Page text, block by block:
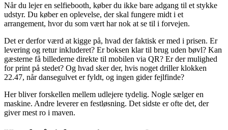
Når du lejer en selfiebooth, køber du ikke bare adgang til et stykke
udstyr. Du køber en oplevelse, der skal fungere midt i et
arrangement, hvor du som vært har nok at se til i forvejen.
Det er derfor værd at kigge på, hvad der faktisk er med i prisen. Er
levering og retur inkluderet? Er boksen klar til brug uden bøvl? Kan
gæsterne få billederne direkte til mobilen via QR? Er der mulighed
for print på stedet? Og hvad sker der, hvis noget driller klokken
22.47, når dansegulvet er fyldt, og ingen gider fejlfinde?
Her bliver forskellen mellem udlejere tydelig. Nogle sælger en
maskine. Andre leverer en festløsning. Det sidste er ofte det, der
giver mest ro i maven.